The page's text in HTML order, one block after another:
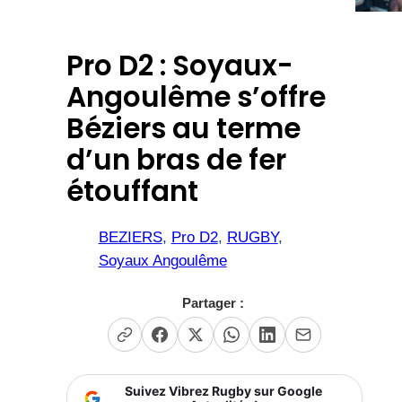
Pro D2 : Soyaux-
Angoulême s’offre
Béziers au terme
d’un bras de fer
étouffant
BEZIERS, Pro D2, RUGBY
Soyaux Angoulême
Partager :
Suivez Vibrez Rugby sur Google